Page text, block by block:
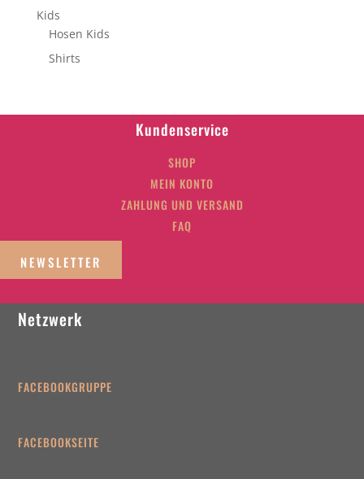
Kids
Hosen Kids
Shirts
Kundenservice
SHOP
MEIN KONTO
ZAHLUNG UND VERSAND
FAQ
NEWSLETTER
Netzwerk
FACEBOOKGRUPPE
FACEBOOKSEITE